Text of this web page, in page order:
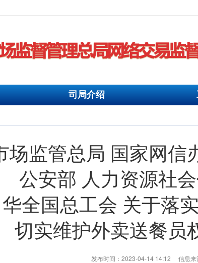
司局介绍
场监管总局 国家网信
公安部 人力资源社
全国总工会 关于落
切实维护外卖送餐员
发布时间：2023-04-14 14:12 信息来